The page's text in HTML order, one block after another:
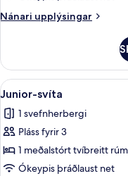
Twin
Nánari upplýsingar
Nánari
Deluxe
Twin
Skoða
allar
myndir
fyrir
Junior-
svíta
23
Junior-svíta
1 svefnherbergi
Pláss fyrir 3
1 meðalstórt tvíbreitt
Ókeypis þráðlaust net